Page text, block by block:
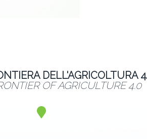
DELL'AGRICOLTURA
OF AGRICULTURE 4.0